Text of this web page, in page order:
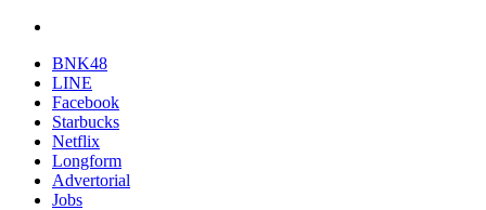
BNK48
LINE
Facebook
Starbucks
Netflix
Longform
Advertorial
Jobs